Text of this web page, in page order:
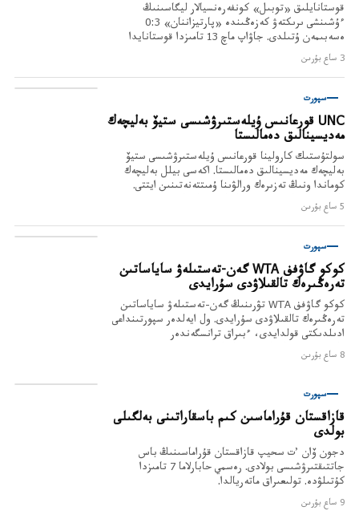
قوستانايلىق «توبىل» كونفەرەنسيالار ليگاسىنىڭ
ءۇشىنشى ىرىكتەۋ كەزەڭىندە «پارتيزاننان» 0:3
ەسەبىمەن ۇتىلدى. جاۋاپ ماچ 13 تامىزدا قوستانايدا
وتەدى.
3 ساع بۇرىن
سپورت
UNC قورعانىس ۇيلەستىرۋشىسى ستيۆ بەليچەك
مەديسينالىق دەمالىستا
سولتۇستىك كارولينا قورعانىس ۇيلەستىرۋشىسى ستيۆ
بەليچەك مەديسينالىق دەمالىستا. اكەسى بيلل بەليچەك
كوماندا ونىڭ تەزىرەك ورالۋىنا ۇمىتتەنەتىنىن ايتتى.
ماۋسىم 29 تامىزدا TCU-عا قارسى باستالادى.
5 ساع بۇرىن
سپورت
كوكو گاۋفف WTA گەن-تەستىلەۋ ساياساتىن
تەرەڭىرەك تالقىلاۋدى سۇرايدى
كوكو گاۋفف WTA تۋرىنىڭ گەن-تەستىلەۋ ساياساتىن
تەرەڭىرەك تالقىلاۋدى سۇرايدى. ول ايەلدەر سپورتىنداعى
ادىلدىكتى قولدايدى، ءبىراق ترانسگەندەر
قاۋىمداستىعىنا شابۋىلدارعا قارسى.
8 ساع بۇرىن
سپورت
قازاقستان قۇراماسىن كىم باسقاراتىنى بەلگىلى
بولدى
دجون ۆان ’ت سحيپ قازاقستان قۇراماسىنىڭ باس
جاتتىقتىرۋشىسى بولادى. رەسمي حابارلاما 7 تامىزدا
كۇتىلۋدە. تولىعىراق ماتەريالدا.
9 ساع بۇرىن